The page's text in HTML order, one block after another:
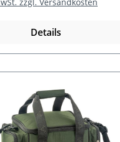
Details